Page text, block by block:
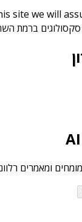
site we will
סקסולוגים ברמת
ומאמרים